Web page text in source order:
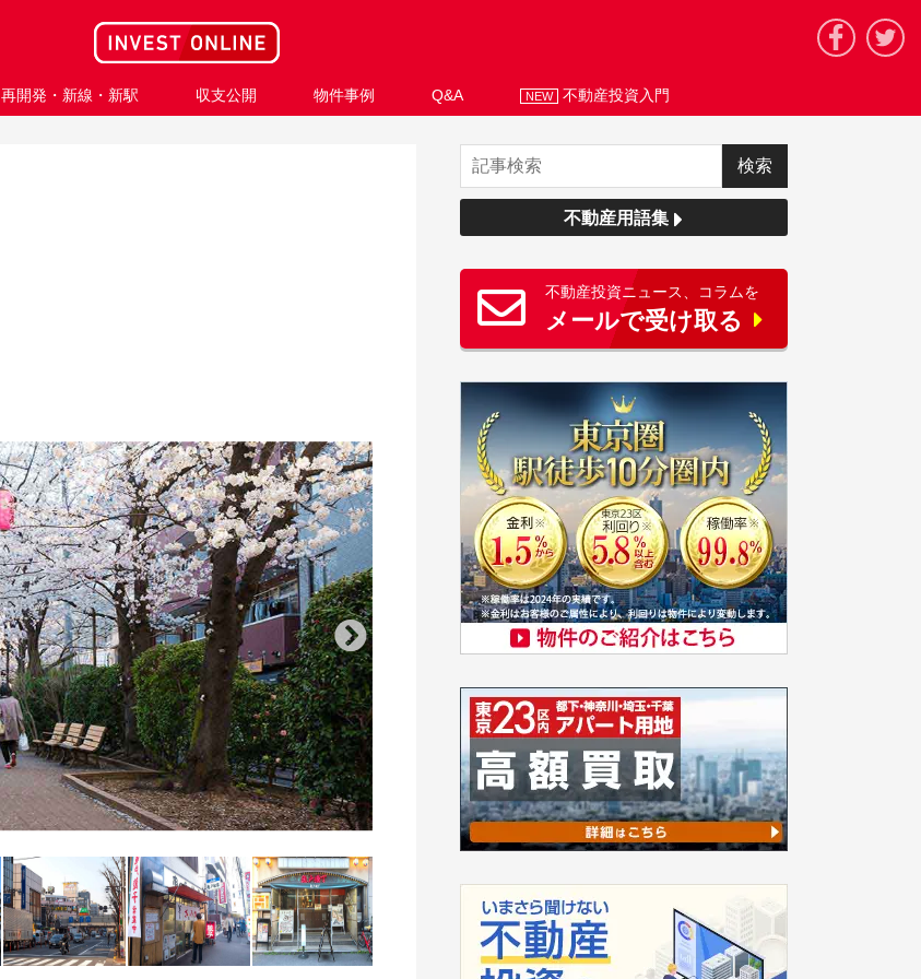
再開発・新線・新駅 収支公開 物件事例 Q&A NEW 不動産投資入門
不動産用語集
不動産投資ニュース、コラムを
メールで受け取る